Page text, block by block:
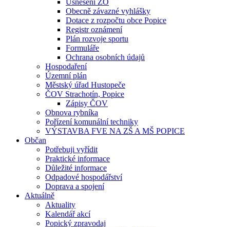
Usnesení ZO
Obecně závazné vyhlášky
Dotace z rozpočtu obce Popice
Registr oznámení
Plán rozvoje sportu
Formuláře
Ochrana osobních údajů
Hospodaření
Územní plán
Městský úřad Hustopeče
ČOV Strachotín, Popice
Zápisy ČOV
Obnova rybníka
Pořízení komunální techniky
VÝSTAVBA FVE NA ZŠ A MŠ POPICE
Občan
Potřebuji vyřídit
Praktické informace
Důležité informace
Odpadové hospodářství
Doprava a spojení
Aktuálně
Aktuality
Kalendář akcí
Popický zpravodaj